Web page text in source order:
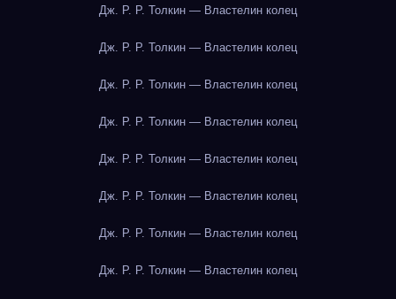
Дж. Р. Р. Толкин — Властелин колец
Дж. Р. Р. Толкин — Властелин колец
Дж. Р. Р. Толкин — Властелин колец
Дж. Р. Р. Толкин — Властелин колец
Дж. Р. Р. Толкин — Властелин колец
Дж. Р. Р. Толкин — Властелин колец
Дж. Р. Р. Толкин — Властелин колец
Дж. Р. Р. Толкин — Властелин колец